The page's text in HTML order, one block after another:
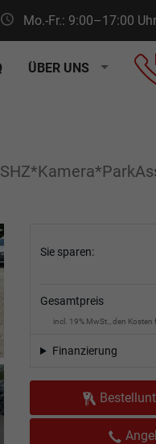
Mo.-Fr.: 9:00–17:00 Uhr
ÜBER UNS
Sie sparen:
Gesamtpreis
incl. 19% MwSt., den
Finanzierung